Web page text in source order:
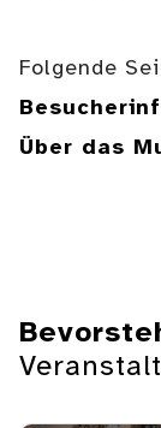
Folgende
Über das